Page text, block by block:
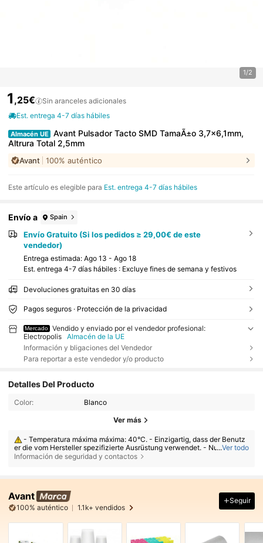
1/2
1 ,25€
Sin aranceles adicionales
Est. entrega 4-7 días hábiles
Almacén UE
Avant Pulsador Tacto SMD TamaÃ±o 3,7x6,1mm,
Altrura Total 2,5mm
Avant 100% auténtico
Este artículo es elegible para Est. entrega 4-7 días hábiles
Envío a Spain
Envío Gratuito (Si los pedidos ≥ 29,00€ de este
vendedor)
Entrega estimada: Ago 13 - Ago 18
Est. entrega 4-7 días hábiles : Excluye fines de semana y festivos
Devoluciones gratuitas en 30 días
Pagos seguros · Protección de la privacidad
Mercado
Vendido y enviado por el vendedor profesional:
Electropolis
Almacén de la UE
Información y bligaciones del Vendedor
Para reportar a este vendedor y/o producto
Detalles Del Producto
Color: Blanco
Ver más
- Temperatura máxima máxima: 40°C. - Einzigartig, dass der Benutz
er die vom Hersteller spezifizierte Ausrüstung verwendet. - Nutzen Sie
das Produkt internalhalb der Grenzen seiner Eigenschaften. - Demotier
uchgas oder eine Funktionsstörung eines bereits hergestellten Bauteils
vorhanden ist.
...Ver todo
Información de seguridad y contactos
Avant
100% auténtico 1.1k+ vendidos
Seguir